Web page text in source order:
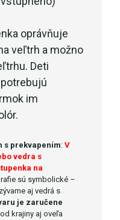
oprávňuje
veľtrh a možno
Deti
im
s prekvapením: V
vedra s
na
sú symbolické –
aj vedrá s
je zaručene
krajiny aj oveľa